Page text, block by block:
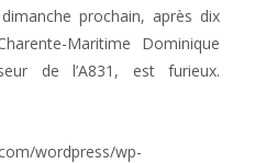
prochain, après dix
Maritime Dominique
de l’A831, est furieux.
wordpress/wp-